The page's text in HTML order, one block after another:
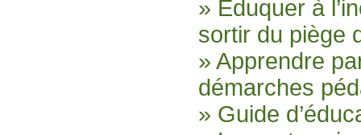
» Éduquer à
sortir du piège
» Apprendre
démarches
» Guide